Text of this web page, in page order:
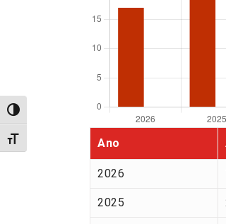
Alternar alto contraste
Alternar tamanho da fonte
Ano
2026
2025